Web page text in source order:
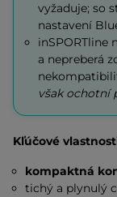
vyžaduje; so
nastavení
inSPORTline
a nepreberá
však ochotní
Kľúčové
kompaktná
tichý a plynulý